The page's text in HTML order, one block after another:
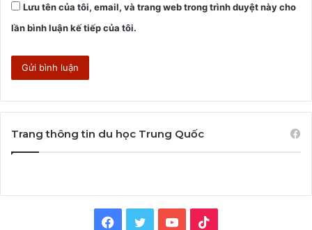
Lưu tên của tôi, email, và trang web trong trình duyệt này cho
lần bình luận kế tiếp của tôi.
Trang thông tin du học Trung Quốc
Facebook
TwitterYouTube